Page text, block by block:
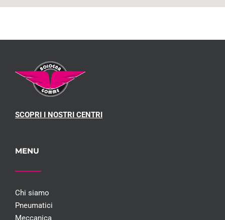
SCOPRI I NOSTRI CENTRI
MENU
Chi siamo
Pneumatici
Meccanica